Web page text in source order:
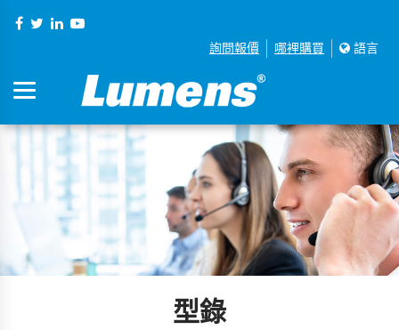
詢問報價 哪裡購買 語言
型錄